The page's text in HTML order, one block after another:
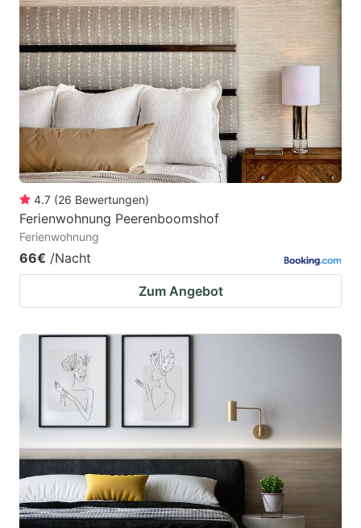
4.7 (26 Bewertungen)
Ferienwohnung Peerenboomshof
Ferienwohnung
66€ /Nacht
Zum Angebot